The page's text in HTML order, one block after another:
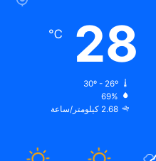
28
℃
30º - 26º
69%
2.68 كيلومتر/ساعة